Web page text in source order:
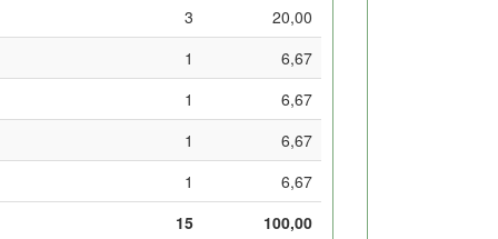
3
20,00
1
6,67
1
6,67
1
6,67
1
6,67
15
100,00